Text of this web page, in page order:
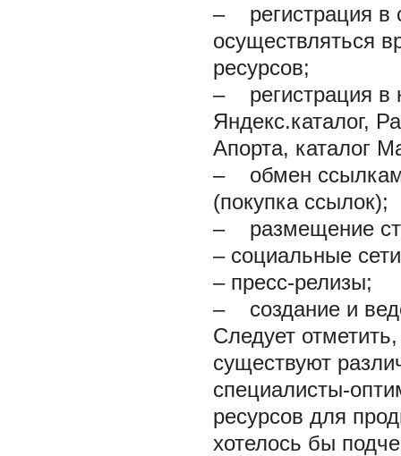
–
регистрация в
осуществляться
ресурсов;
–
регистрация в
Яндекс.каталог,
Апорта, каталог
–
обмен
(покупка ссылок);
–
размещение
– социальные
– пресс-релизы;
–
создание и
Следует
существуют
специалисты-
ресурсов для
хотелось бы